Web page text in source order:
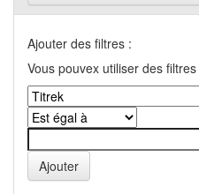
Ajouter des filtres :
Vous pouvex utiliser des